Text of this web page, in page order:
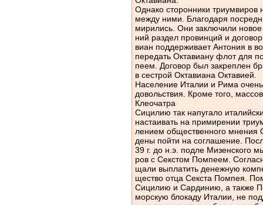
Однако сторонники триумвиров
между ними. Благодаря
мирились. Они заключили
ний раздел провинций и
виан поддерживает Антония в
передать Октавиану флот для
пеем. Договор был закреплен
в сестрой Октавиана Октавией.
Население Италии и Рима
довольствия. Кроме того,
Клеочатра
Сицилию так напугало
настаивать на примирении
лением общественного мнения
дены пойти на соглашение.
39 г. до н.э. подле Мизенского
ров с Секстом Помпеем.
щали выплатить денежную
щество отца Секста Помпея.
Сицилию и Сардинию, а также
морскую блокаду Италии, не